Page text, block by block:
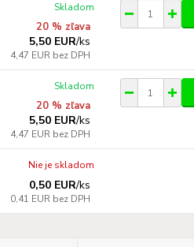
20 % zľava
5,50 EUR/ks
4,47 EUR bez DPH
Skladom
20 % zľava
5,50 EUR/ks
4,47 EUR bez DPH
Skladom
0,50 EUR/ks
0,41 EUR bez DPH
Nie je skladom